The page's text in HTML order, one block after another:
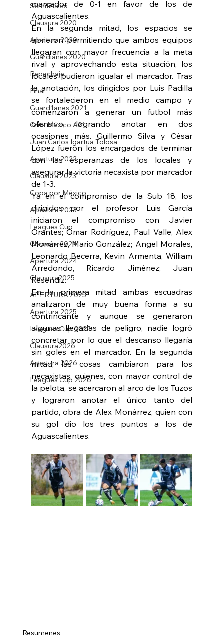
Semifinales
Clausura 2020
Apertura 2020
Guardianes 2020
Repechaje
Final
Guard1anes 2021
Grita México A21
Juan Carlos Igartua Tolosa
Apertura 2022
Clausura 2023
Copa por México
Apertura 2023
Leagues Cup
Clausura 2024
Apertura 2024
Clausura2025
APERTURA 2025
Apertura 2025
Leagues Cup 2025
Clausura2026
Apertura 2026
Leagues Cup 2026
marcador de 0-1 en favor de los de
Aguascalientes.
En la segunda mitad, los espacios se
abrieron permitiendo que ambos equipos
llegaran con mayor frecuencia a la meta
rival y aprovechando esta situación, los
locales pudieron igualar el marcador. Tras
la anotación, los dirigidos por Luis Padilla
se fortalecieron en el medio campo y
comenzaron a generar un futbol más
ofensivo, logrando anotar en dos
ocasiones más. Guillermo Silva y César
López fueron los encargados de terminar
con las esperanzas de los locales y
asegurar la victoria necaxista por marcador
de 1-3.
Ya en el compromiso de la Sub 18, los
dirigidos por el profesor Luis García
iniciaron el compromiso con Javier
Orantes; Omar Rodríguez, Paul Valle, Alex
Monárrez, Mario González; Angel Morales,
Leonardo Becerra, Kevin Armenta, William
Arredondo, Ricardo Jiménez; Juan
Resendiz.
En la primera mitad ambas escuadras
analizaron de muy buena forma a su
contrincante y aunque se generaron
algunas llegadas de peligro, nadie logró
concretar por lo que el descanso llegaría
sin goles en el marcador. En la segunda
mitad, las cosas cambiaron para los
necaxistas, quienes, con mayor control de
la pelota, se acercaron al arco de los Tuzos
y lograron anotar el único tanto del
partido, obra de Alex Monárrez, quien con
su gol dio los tres puntos a los de
Aguascalientes.
Resumenes